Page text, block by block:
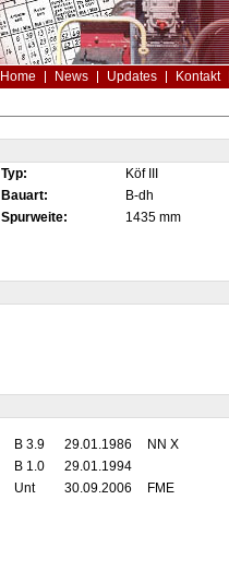
Home News Updates Kontakt
Typ: Köf III
Bauart: B-dh
Spurweite:
1435 mm
B 3.9 29.01.1986 NN X
B 1.0 29.01.1994
Unt 30.09.2006 FME